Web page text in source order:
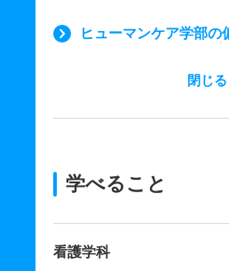
ヒューマンケア学部の
閉じる
学べること
看護学科